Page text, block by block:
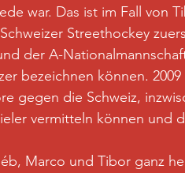
war. Das ist im Fall von
Streethockey
der A-
bezeichnen können.
gegen die Schweiz,
vermitteln können und
Marco und Tibor ganz